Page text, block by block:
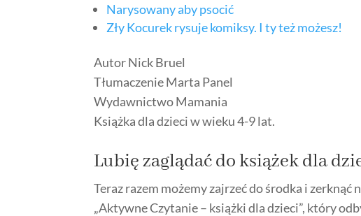
Narysowany aby psocić
Zły Kocurek rysuje komiksy. I ty też możesz!
Autor Nick Bruel
Tłumaczenie Marta Panel
Wydawnictwo Mamania
Książka dla dzieci w wieku 4-9 lat.
Lubię zaglądać doksiążek dla
Teraz razem możemy zajrzeć do środka i
„Aktywne Czytanie – książki dla dzieci”, który